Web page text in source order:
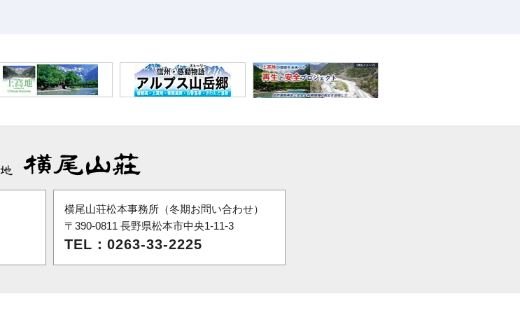
横尾山荘松本事務所（冬期お問い合わせ）
〒390-0811 長野県松本市中央1-11-3
TEL：0263-33-2225